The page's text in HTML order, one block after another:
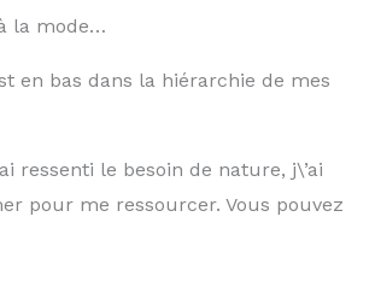
la mode…
en bas dans la hiérarchie de mes
ressenti le besoin de nature, j\’ai
pour me ressourcer. Vous pouvez